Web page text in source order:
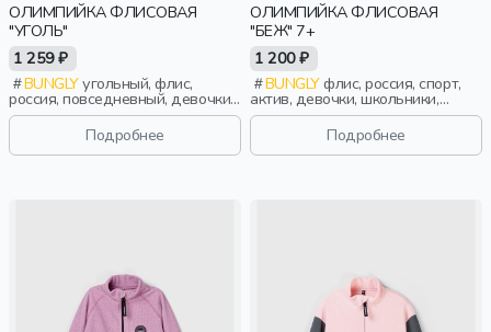
ОЛИМПИЙКА ФЛИСОВАЯ
"УГОЛЬ"
1 259 ₽
BUNGLYугольный, флис,
россия, повседневный, девочки,
малыши, дошкольники, дети
Подробнее
ОЛИМПИЙКА ФЛИСОВАЯ
"БЕЖ" 7+
1 200 ₽
BUNGLYфлис, россия, спорт,
актив, девочки, школьники,
подростки, дети
Подробнее